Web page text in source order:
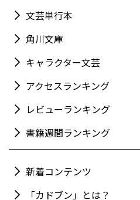
文芸単行本
角川文庫
キャラクター文芸
アクセスランキング
レビューランキング
書籍週間ランキング
新着コンテンツ
「カドブン」とは？